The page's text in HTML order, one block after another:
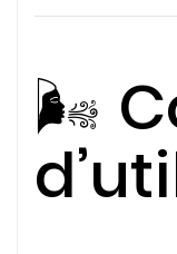
🌬️